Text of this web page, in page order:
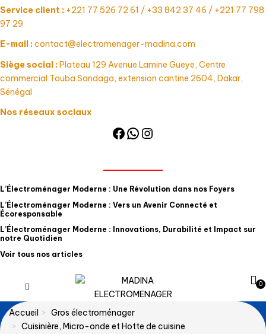
Service client : +221 77 526 72 61 / +33 842 37 46 / +221 77 798
97 29
E-mail :contact@electromenager-madina.com
Siège social :Plateau 129 Avenue Lamine Gueye, Centre
commercial Touba Sandaga, extension cantine 2604, Dakar,
Sénégal
Nos réseaux sociaux
Facebook
WhatsApp
Instagram
L’Électroménager Moderne : Une Révolution dans nos Foyers
L’Électroménager Moderne : Vers un Avenir Connecté et
Écoresponsable
L’Électroménager Moderne : Innovations, Durabilité et Impact sur
notre Quotidien
Voir tous nos articles
0
Accueil
Gros électroménager
Cuisinière, Micro-onde et Hotte de cuisine